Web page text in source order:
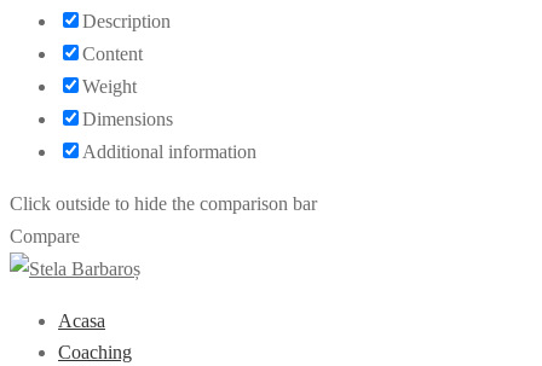
Description
Content
Weight
Dimensions
Additional information
Click outside to hide the comparison bar
Compare
Acasa
Coaching